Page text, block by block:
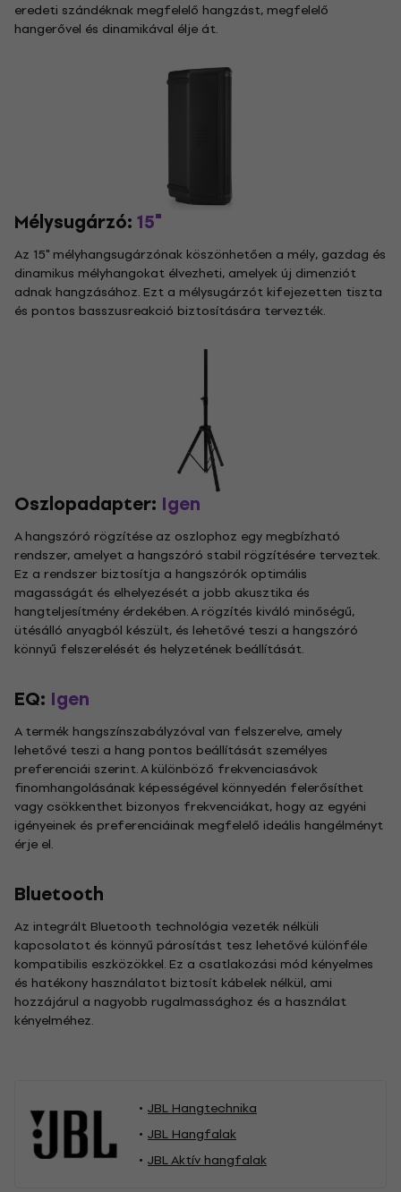
eredeti szándéknak megfelelő hangzást, megfelelő
hangerővel és dinamikával élje át.
Mélysugárzó:15"
Az 15" mélyhangsugárzónak köszönhetően a mély, gazdag és
dinamikus mélyhangokat élvezheti, amelyek új dimenziót
adnak hangzásához. Ezt a mélysugárzót kifejezetten tiszta
és pontos basszusreakció biztosítására tervezték.
Oszlopadapter: Igen
A hangszóró rögzítése az oszlophoz egy megbízható
rendszer, amelyet a hangszóró stabil rögzítésére terveztek.
Ez a rendszer biztosítja a hangszórók optimális
magasságát és elhelyezését a jobb akusztika és
hangteljesítmény érdekében. A rögzítés kiváló minőségű,
ütésálló anyagból készült, és lehetővé teszi a hangszóró
könnyű felszerelését és helyzetének beállítását.
EQ: Igen
A termék hangszínszabályzóval van felszerelve, amely
lehetővé teszi a hang pontos beállítását személyes
preferenciái szerint. A különböző frekvenciasávok
finomhangolásának képességével könnyedén felerősíthet
vagy csökkenthet bizonyos frekvenciákat, hogy az egyéni
igényeinek és preferenciáinak megfelelő ideális hangélményt
érje el.
Bluetooth
Az integrált Bluetooth technológia vezeték nélküli
kapcsolatot és könnyű párosítást tesz lehetővé különféle
kompatibilis eszközökkel. Ez a csatlakozási mód kényelmes
és hatékony használatot biztosít kábelek nélkül, ami
hozzájárul a nagyobb rugalmassághoz és a használat
kényelméhez.
JBL Hangtechnika
JBL Hangfalak
JBL Aktív hangfalak